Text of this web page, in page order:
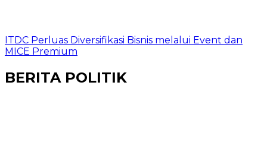
ITDC Perluas Diversifikasi Bisnis melalui Event dan
MICE Premium
BERITA POLITIK